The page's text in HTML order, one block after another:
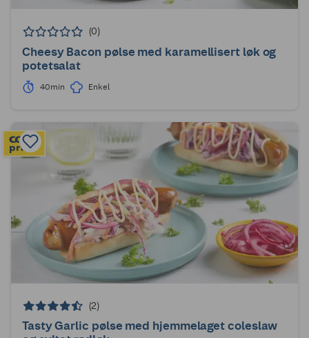
(0)
Cheesy Bacon pølse med karamellisert løk og
potetsalat
40min Enkel
(2)
Tasty Garlic pølse med hjemmelaget coleslaw